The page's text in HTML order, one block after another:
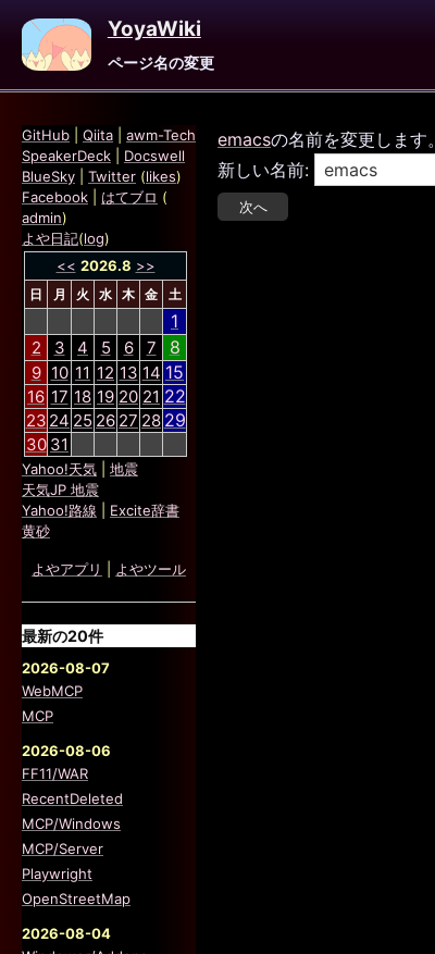
YoyaWiki
ページ名の変更
emacsの名前を変更します。
新しい名前:
GitHub Qiita
awm-Tech
SpeakerDeck
Docswell
BlueSky
Twitter (likes)
Facebook
はてブロ (
admin)
よや日記(log)
<< 2026.8 >>
日 月 火 水 木 金 土
1
2 3 4 5 6 7 8
9 10 11 12 13 14 15
16 17 18 19 20 21 22
23 24 25 26 27 28 29
30 31
Yahoo!天気
地震
天気JP 地震
Yahoo!路線
Excite辞書
黄砂
よやアプリ よやツール
最新の20件
2026-08-07
WebMCP
MCP
2026-08-06
FF11/WAR
RecentDeleted
MCP/Windows
MCP/Server
Playwright
OpenStreetMap
2026-08-04